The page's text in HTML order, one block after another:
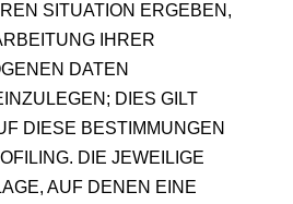
SITUATION ERGEBEN,
IHRER
DATEN
DIES GILT
DIESE BESTIMMUNGEN
DIE JEWEILIGE
AUF DENEN EINE